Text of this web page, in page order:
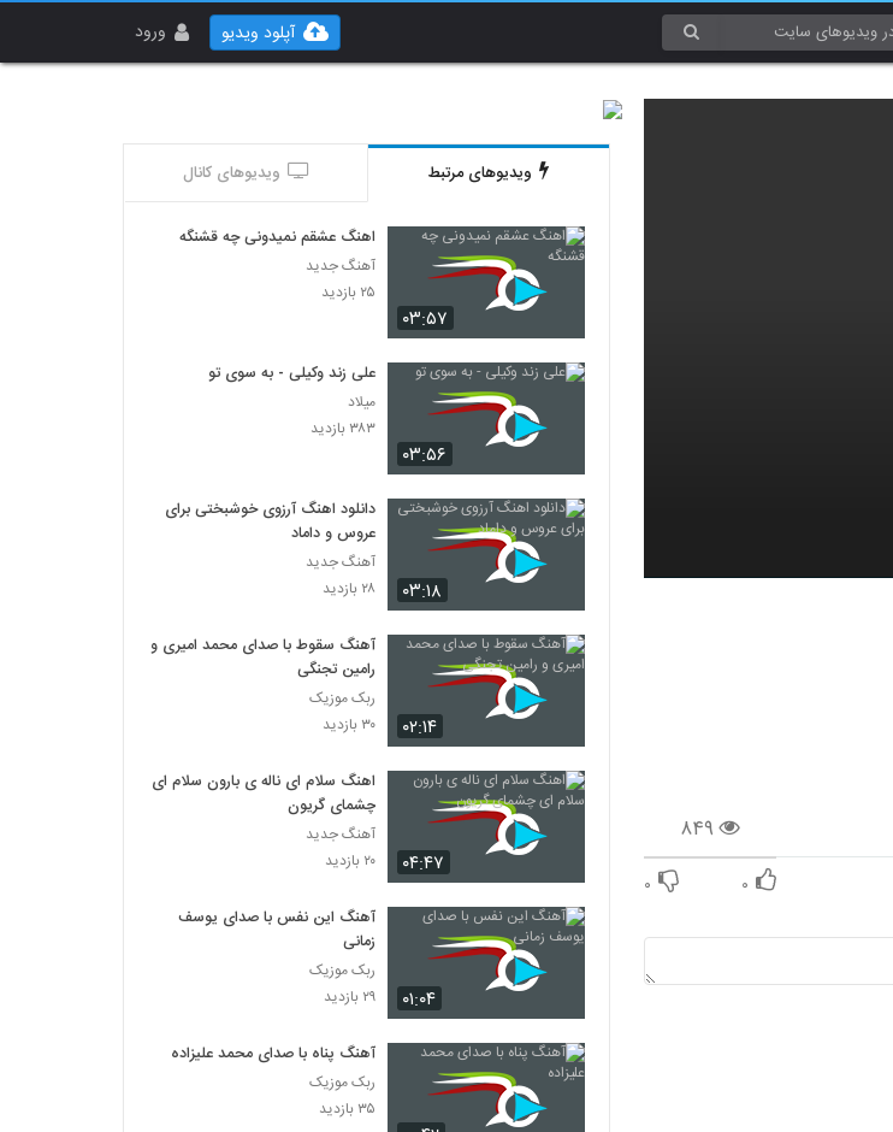
ورود آپلود ویدیو
۸۴۹
۰ ۰
ویدیوهای مرتبط ویدیوهای کانال
۰۳:۵۷
اهنگ عشقم نمیدونی چه قشنگه
آهنگ جدید
۲۵ بازدید
۰۳:۵۶
علی زند وکیلی - به سوی تو
میلاد
۳۸۳ بازدید
۰۳:۱۸
دانلود اهنگ آرزوی خوشبختی برای
عروس و داماد
آهنگ جدید
۲۸ بازدید
۰۲:۱۴
آهنگ سقوط با صدای محمد امیری و
رامین تجنگی
ربک موزیک
۳۰ بازدید
۰۴:۴۷
اهنگ سلام ای ناله ی بارون سلام ای
چشمای گریون
آهنگ جدید
۲۰ بازدید
۰۱:۰۴
آهنگ این نفس با صدای یوسف
زمانی
ربک موزیک
۲۹ بازدید
آهنگ پناه با صدای محمد علیزاده
ربک موزیک
۳۵ بازدید